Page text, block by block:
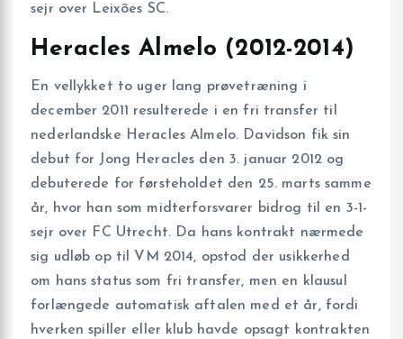
sejr over Leixões SC.
Heracles Almelo (2012-2014)
En vellykket to uger lang prøvetræning i
december 2011 resulterede i en fri transfer til
nederlandske Heracles Almelo. Davidson fik sin
debut for Jong Heracles den 3. januar 2012 og
debuterede for førsteholdet den 25. marts samme
år, hvor han som midterforsvarer bidrog til en 3-1-
sejr over FC Utrecht. Da hans kontrakt nærmede
sig udløb op til VM 2014, opstod der usikkerhed
om hans status som fri transfer, men en klausul
forlængede automatisk aftalen med et år, fordi
hverken spiller eller klub havde opsagt kontrakten